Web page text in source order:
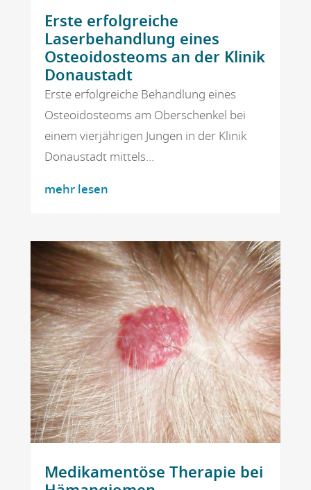
Erste erfolgreiche
Laserbehandlung eines
Osteoidosteoms an der Klinik
Donaustadt
Erste erfolgreiche Behandlung eines
Osteoidosteoms am Oberschenkel bei
einem vierjährigen Jungen in der Klinik
Donaustadt mittels...
mehr lesen
Medikamentöse Therapie bei